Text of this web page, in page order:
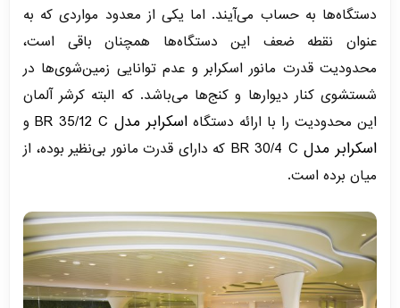
دستگاه‌ها به حساب می‌آیند. اما یکی از معدود مواردی که به
عنوان نقطه ضعف این دستگاه‌ها همچنان باقی است،
محدودیت قدرت مانور اسکرابر و عدم توانایی زمین‌شوی‌ها در
شستشوی کنار دیوارها و کنج‌ها می‌باشد. که البته کرشر آلمان
این محدودیت را با ارائه دستگاه اسکرابر مدل BR 35/12 C و
اسکرابر مدل BR 30/4 C
که دارای قدرت مانور بی‌نظیر بوده، از
میان برده است.